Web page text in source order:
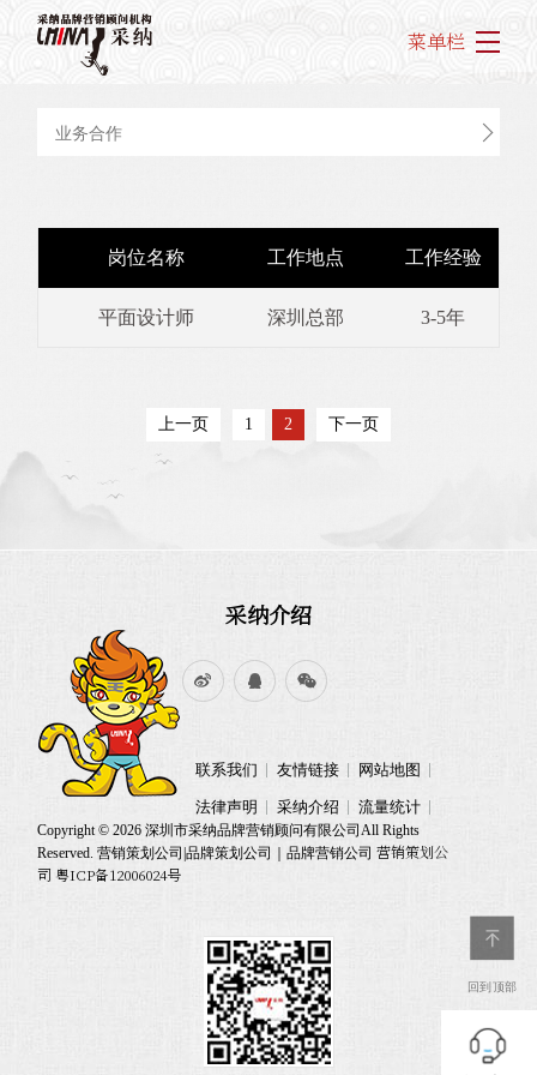
菜单栏
业务合作
岗位名称 工作地点 工作经验
平面设计师 深圳总部 3-5年
上一页 1 2 下一页
采纳介绍
联系我们 友情链接 网站地图
法律声明 流量统计
采纳介绍
Copyright © 2026 深圳市采纳品牌营销顾问有限公司All Rights
Reserved. 营销策划公司|品牌策划公司｜品牌营销公司营销策划公
司 粤ICP备12006024号
回到顶部